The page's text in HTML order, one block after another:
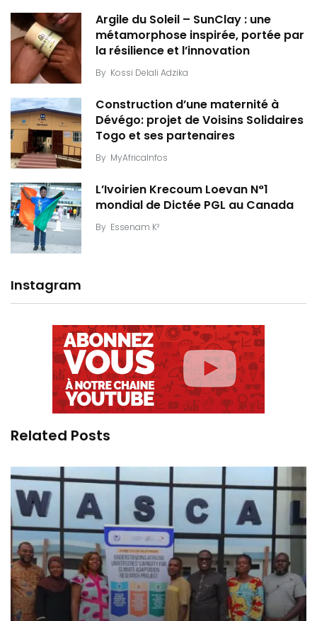
Argile du Soleil – SunClay : une
métamorphose inspirée, portée par
la résilience et l’innovation
By Kossi Delali Adzika
Construction d’une maternité à
Dévégo: projet de Voisins Solidaires
Togo et ses partenaires
By MyAfricaInfos
L’Ivoirien Krecoum Loevan N°1
mondial de Dictée PGL au Canada
By Essenam K²
Instagram
Related Posts